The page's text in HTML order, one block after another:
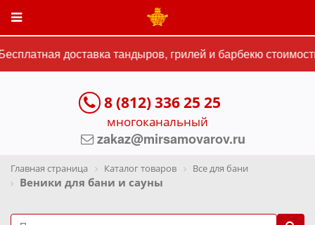
доставка тандыров, грилей и барбекю
8 (812) 336 25 25
многоканальный
zakaz@mirsamovarov.ru
Главная страница Каталог товаров Все для бани
Веники для бани и сауны